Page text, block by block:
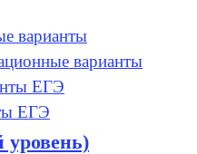
варианты
варианты
ЕГЭ
ЕГЭ